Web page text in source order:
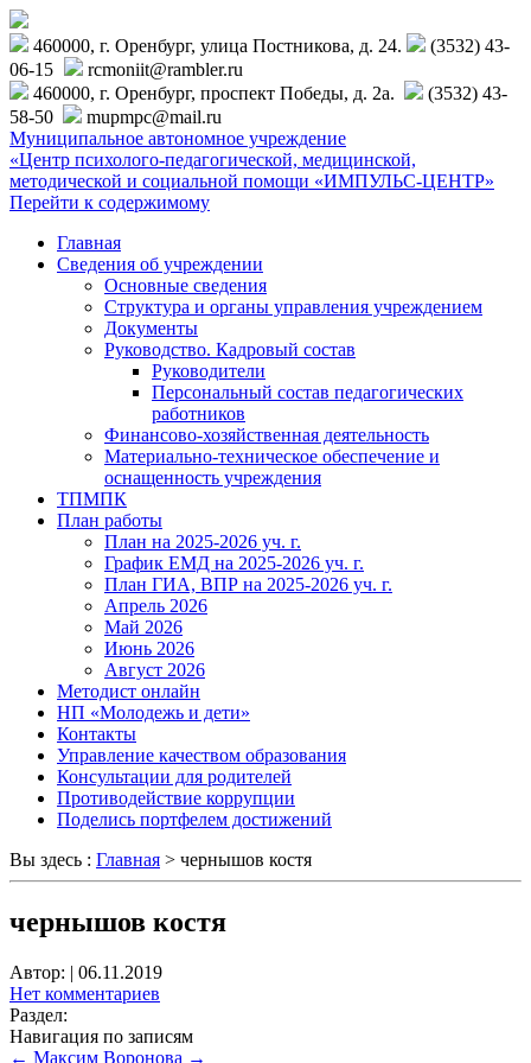
460000, г. Оренбург, улица Постникова, д. 24.
(3532) 43-
06-15
rcmoniit@rambler.ru
460000, г. Оренбург, проспект Победы, д. 2а.
(3532) 43-
58-50
mupmpc@mail.ru
Муниципальное автономное учреждение
«Центр психолого-педагогической, медицинской,
методической и социальной помощи «ИМПУЛЬС-ЦЕНТР»
Перейти к содержимому
Главная
Сведения об учреждении
Основные сведения
Структура и органы управления учреждением
Документы
Руководство. Кадровый состав
Руководители
Персональный состав педагогических
работников
Финансово-хозяйственная деятельность
Материально-техническое обеспечение и
оснащенность учреждения
ТПМПК
План работы
План на 2025-2026 уч. г.
График ЕМД на 2025-2026 уч. г.
План ГИА, ВПР на 2025-2026 уч. г.
Апрель 2026
Май 2026
Июнь 2026
Август 2026
Методист онлайн
НП «Молодежь и дети»
Контакты
Управление качеством образования
Консультации для родителей
Противодействие коррупции
Поделись портфелем достижений
Вы здесь : Главная > чернышов костя
чернышов костя
Автор: | 06.11.2019
Нет комментариев
Раздел:
Навигация по записям
← Максим Воронова →